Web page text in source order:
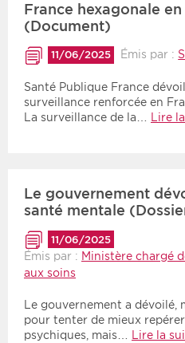
France hexagonale en
(Document)
11/06/2025 Émis par :
Santé Publique France
surveillance renforcée en
La surveillance de la…
Lire
Le gouvernement
santé mentale
11/06/2025
Émis par : Ministère chargé
aux soins
Le gouvernement a dévoilé,
pour tenter de mieux
psychiques, mais… Lire la